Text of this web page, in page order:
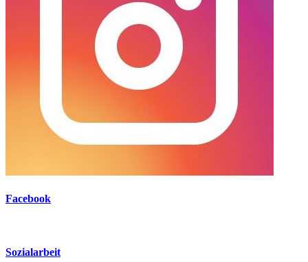
Facebook
Sozialarbeit